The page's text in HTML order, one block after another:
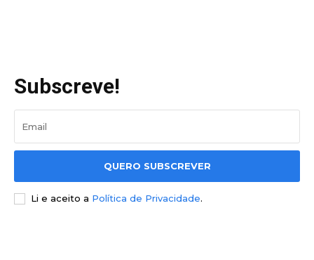
Subscreve!
QUERO SUBSCREVER
Li e aceito a Política de Privacidade.